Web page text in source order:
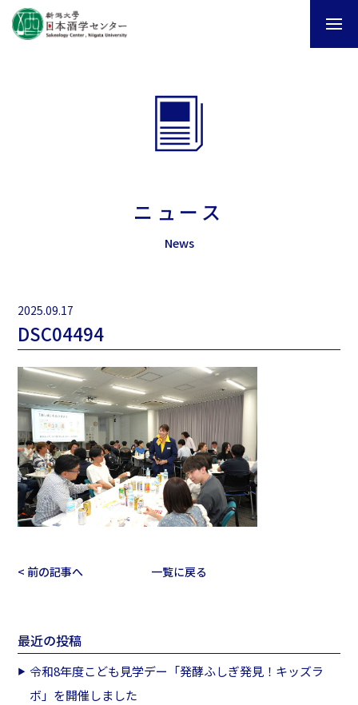
ニュース
News
2025.09.17
DSC04494
< 前の記事へ 一覧に戻る
最近の投稿
令和8年度こども見学デー「発酵ふしぎ発見！キッズラ
ボ」を開催しました